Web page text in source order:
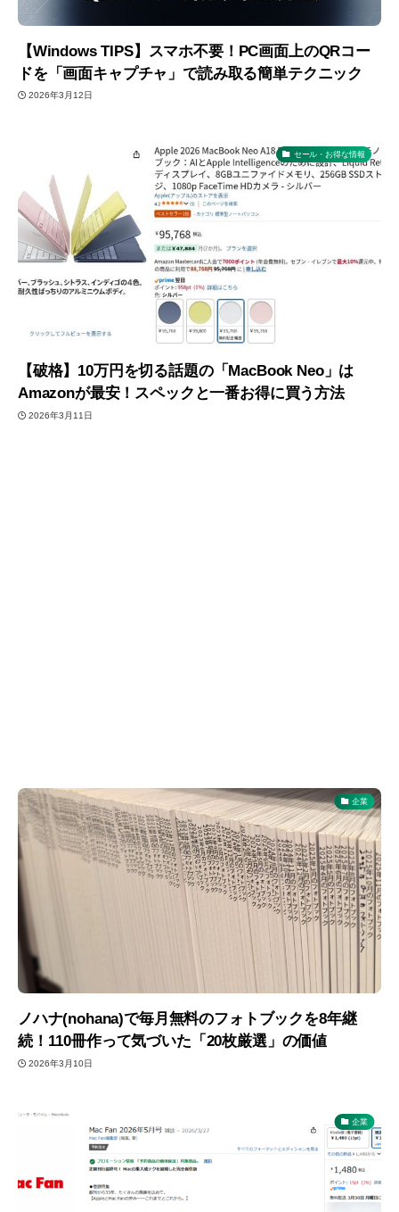
【Windows TIPS】スマホ不要！PC画面上のQRコー
ドを「画面キャプチャ」で読み取る簡単テクニック
2026年3月12日
セール・お得な情報
【破格】10万円を切る話題の「MacBook Neo」は
Amazonが最安！スペックと一番お得に買う方法
2026年3月11日
企業
ノハナ(nohana)で毎月無料のフォトブックを8年継
続！110冊作って気づいた「20枚厳選」の価値
2026年3月10日
企業